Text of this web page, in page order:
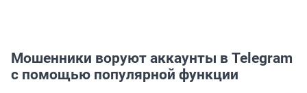
Мошенники воруют аккаунты в Telegram
с помощью популярной функции